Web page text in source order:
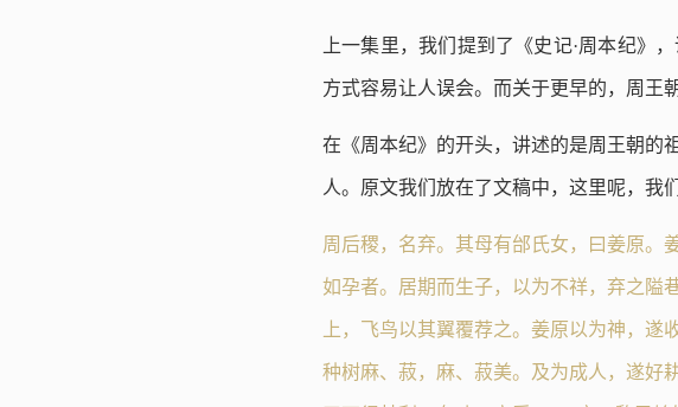
上一集里，我们提到了《史记·周本纪》
方式容易让人误会。而关于更早的，周王
在《周本纪》的开头，讲述的是周王朝的
人。原文我们放在了文稿中，这里呢，我
周后稷，名弃。其母有邰氏女，曰姜原。
如孕者。居期而生子，以为不祥，弃之隘
上，飞鸟以其翼覆荐之。姜原以为神，
种树麻、菽，麻、菽美。及为成人，遂好